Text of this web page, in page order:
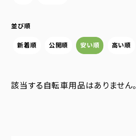
並び順
新着順 公開順 安い順 高い順
該当する自転車用品はありません。